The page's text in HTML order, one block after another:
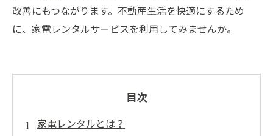
改善にもつながります。不動産生活を快適にするため
に、家電レンタルサービスを利用してみませんか。
目次
家電レンタルとは？